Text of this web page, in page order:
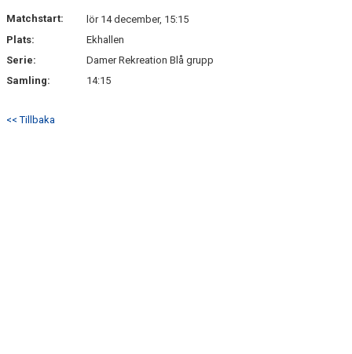
KONTAKT
Matchstart:
lör 14 december, 15:15
Plats:
Ekhallen
Serie:
Damer Rekreation Blå grupp
Samling:
14:15
<< Tillbaka